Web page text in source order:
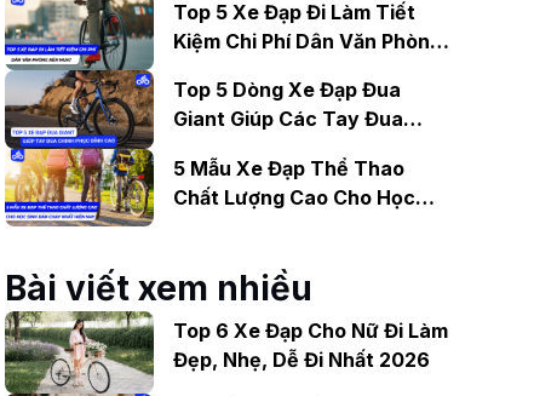
Top 5 Xe Đạp Đi Làm Tiết
Kiệm Chi Phí Dân Văn Phòng
Top 5 Dòng Xe Đạp Đua
Giant Giúp Các Tay Đua
5 Mẫu Xe Đạp Thể Thao
Chất Lượng Cao Cho Học
Bài viết xem nhiều
Top 6 Xe Đạp Cho Nữ Đi Làm
Đẹp, Nhẹ, Dễ Đi Nhất 2026